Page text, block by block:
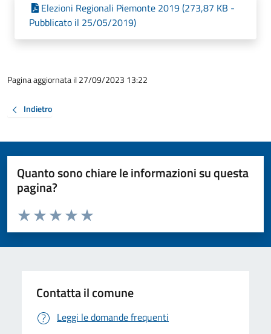
Elezioni Regionali Piemonte 2019 (273,87 KB -
Pubblicato il 25/05/2019)
Pagina aggiornata il 27/09/2023 13:22
Indietro
Quanto sono chiare le informazioni su questa
pagina?
Valuta da 1 a 5 stelle la pagina
Valuta 5 stelle su 5
Valuta 4 stelle su 5
Valuta 3 stelle su 5
Valuta 2 stelle su 5
Valuta 1 stelle su 5
Contatta il comune
Leggi le domande frequenti